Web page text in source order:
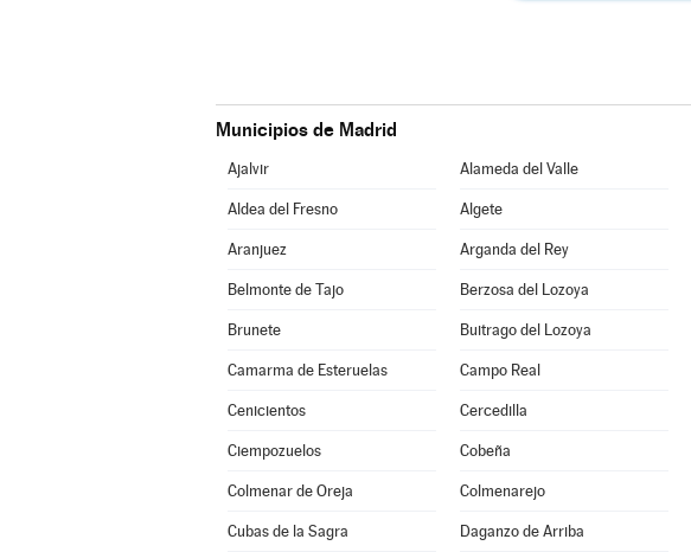
Municipios de Madrid
Ajalvir Alameda del Valle
Aldea del Fresno Algete
Aranjuez Arganda del Rey
Belmonte de Tajo Berzosa del Lozoya
Brunete Buitrago del Lozoya
Camarma de Esteruelas Campo Real
Cenicientos Cercedilla
Ciempozuelos Cobeña
Colmenar de Oreja Colmenarejo
Cubas de la Sagra Daganzo de Arriba